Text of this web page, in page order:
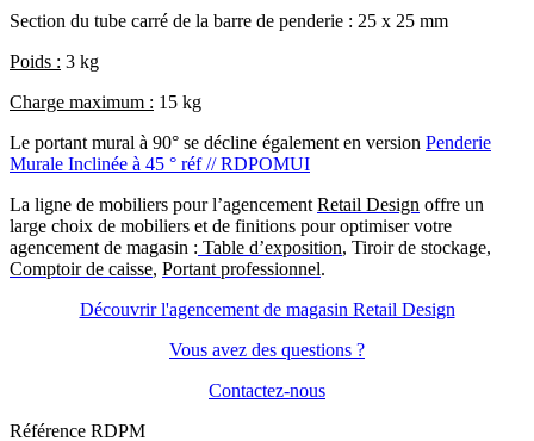
Section du tube carré de la barre de penderie : 25 x 25 mm
Poids : 3 kg
Charge maximum : 15 kg
Le portant mural à 90° se décline également en version Penderie
Murale Inclinée à 45 ° réf // RDPOMUI
La ligne de mobiliers pour l’agencement Retail Design offre un
large choix de mobiliers et de finitions pour optimiser votre
agencement de magasin : Table d’exposition, Tiroir de stockage,
Comptoir de caisse, Portant professionnel.
Découvrir l'agencement de magasin Retail Design
Vous avez des questions ?
Contactez-nous
Référence RDPM